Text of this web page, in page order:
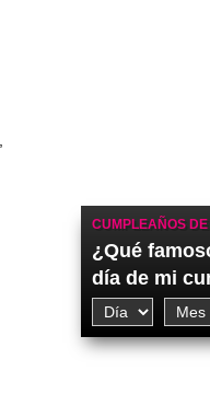
CUMPLEAÑOS DE
¿Qué
día de mi